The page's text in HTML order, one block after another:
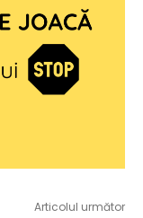
Articolul următor